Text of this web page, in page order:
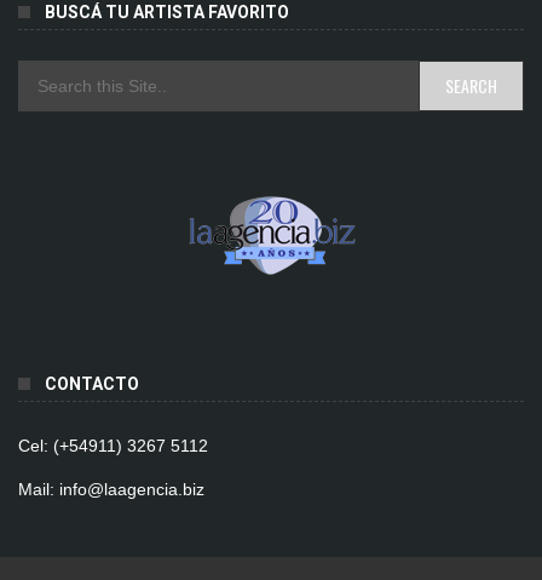
BUSCÁ TU ARTISTA FAVORITO
CONTACTO
Cel: (+54911) 3267 5112
Mail: info@laagencia.biz